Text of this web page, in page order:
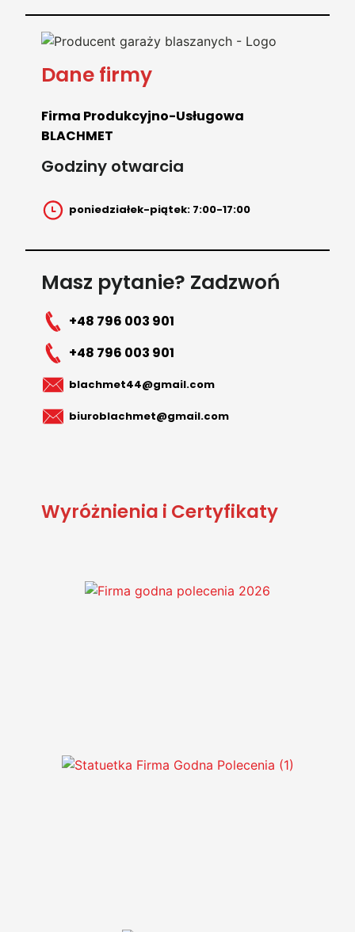
Dane firmy
Firma Produkcyjno-Usługowa
BLACHMET
Godziny otwarcia
poniedziałek-piątek: 7:00-17:00
Masz pytanie? Zadzwoń
+48 796 003 901
+48 796 003 901
blachmet44@gmail.com
biuroblachmet@gmail.com
Wyróżnienia i Certyfikaty